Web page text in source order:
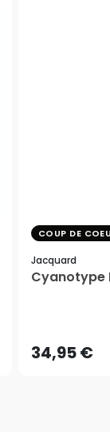
COUP DE
Jacquard
Cyanotype
34,95 €